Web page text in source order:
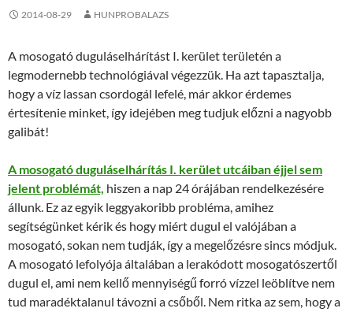
2014-08-29 HUNPROBALAZS
A mosogató duguláselhárítást I. kerület területén a
legmodernebb technológiával végezzük. Ha azt tapasztalja,
hogy a víz lassan csordogál lefelé, már akkor érdemes
értesítenie minket, így idejében meg tudjuk előzni a nagyobb
galibát!
A mosogató duguláselhárítás I. kerület utcáiban éjjel sem
jelent problémát, hiszen a nap 24 órájában rendelkezésére
állunk. Ez az egyik leggyakoribb probléma, amihez
segítségünket kérik és hogy miért dugul el valójában a
mosogató, sokan nem tudják, így a megelőzésre sincs módjuk.
A mosogató lefolyója általában a lerakódott mosogatószertől
dugul el, ami nem kellő mennyiségű forró vízzel leöblítve nem
tud maradéktalanul távozni a csőből. Nem ritka az sem, hogy a